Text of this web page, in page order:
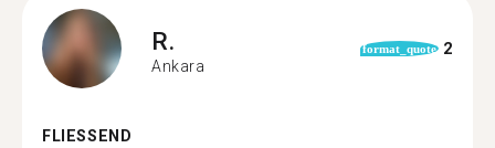
R.
Ankara
format_quote 2
FLIESSEND